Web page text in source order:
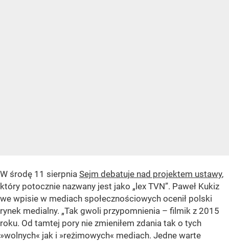
W środę 11 sierpnia Sejm debatuje nad projektem ustawy,
który potocznie nazwany jest jako „lex TVN”. Paweł Kukiz
we wpisie w mediach społecznościowych ocenił polski
rynek medialny. „Tak gwoli przypomnienia – filmik z 2015
roku. Od tamtej pory nie zmieniłem zdania tak o tych
»wolnych« jak i »reżimowych« mediach. Jedne warte